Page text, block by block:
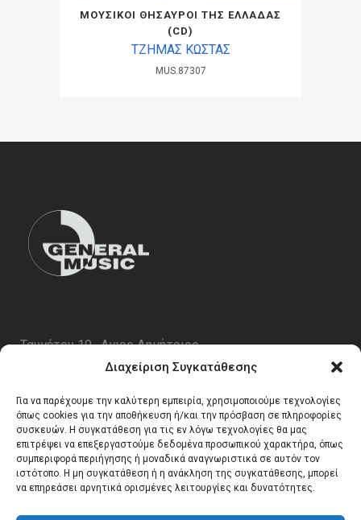
Διαχείριση Συγκατάθεσης
Για να παρέχουμε την καλύτερη εμπειρία, χρησιμοποιούμε τεχνολογίες
όπως cookies για την αποθήκευση ή/και την πρόσβαση σε πληροφορίες
συσκευών. Η συγκατάθεση για τις εν λόγω τεχνολογίες θα μας
επιτρέψει να επεξεργαστούμε δεδομένα προσωπικού χαρακτήρα, όπως
συμπεριφορά περιήγησης ή μοναδικά αναγνωριστικά σε αυτόν τον
ιστότοπο. Η μη συγκατάθεση ή η ανάκληση της συγκατάθεσης, μπορεί
να επηρεάσει αρνητικά ορισμένες λειτουργίες και δυνατότητες.
ΜΟΥΣΙΚΟΙ ΘΗΣΑΥΡΟΙ ΤΗΣ ΕΛΛΑΔΑΣ
(CD)
ΤΖΗΜΑΣ ΚΩΣΤΑΣ
MUS.87307
Ταυγέτου 19 , Αγιος Δημήτριος
email:info@generalmusic.gr
Ωρες Λειτουργίας:
Δευτέρα – Παρασκευή 10:00 – 17:00